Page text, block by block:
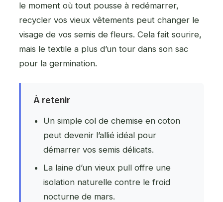
le moment où tout pousse à redémarrer,
recycler vos vieux vêtements peut changer le
visage de vos semis de fleurs. Cela fait sourire,
mais le textile a plus d’un tour dans son sac
pour la germination.
À retenir
Un simple col de chemise en coton
peut devenir l’allié idéal pour
démarrer vos semis délicats.
La laine d’un vieux pull offre une
isolation naturelle contre le froid
nocturne de mars.